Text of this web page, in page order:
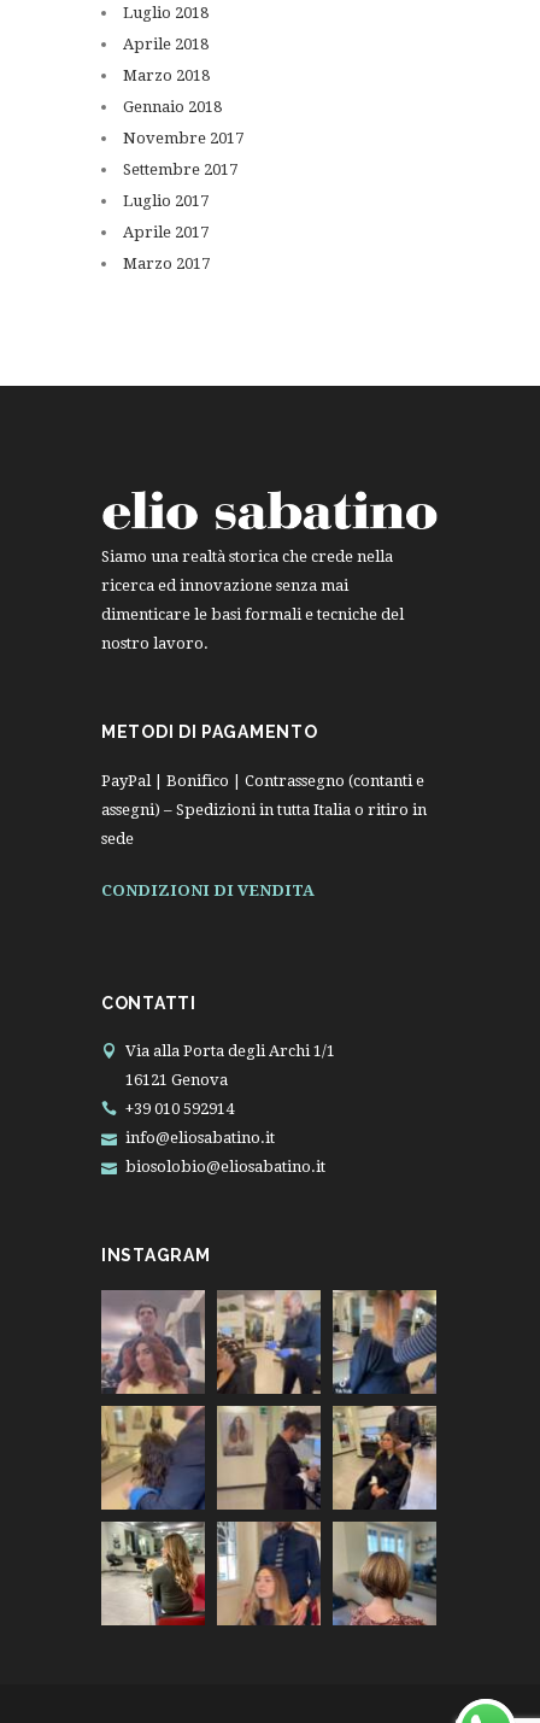
Luglio 2018
Aprile 2018
Marzo 2018
Gennaio 2018
Novembre 2017
Settembre 2017
Luglio 2017
Aprile 2017
Marzo 2017
Siamo una realtà storica che crede nella
ricerca ed innovazione senza mai
dimenticare le basi formali e tecniche del
nostro lavoro.
METODI DI PAGAMENTO
PayPal | Bonifico | Contrassegno (contanti e
assegni) – Spedizioni in tutta Italia o ritiro in
sede
CONDIZIONI DI VENDITA
CONTATTI
Via alla Porta degli Archi 1/1
16121 Genova
+39 010 592914
info@eliosabatino.it
biosolobio@eliosabatino.it
INSTAGRAM